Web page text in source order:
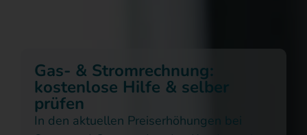
Gas- & Stromrechnung:
kostenlose Hilfe & selber
prüfen​
In den aktuellen Preiserhöhungen bei